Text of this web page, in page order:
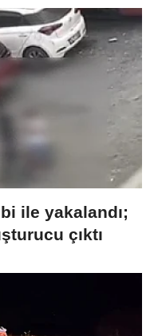
ile yakalandı;
çıktı